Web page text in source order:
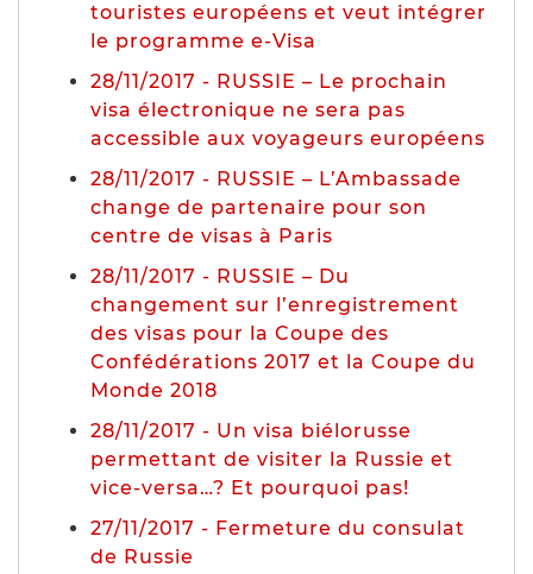
touristes européens et veut intégrer
le programme e-Visa
28/11/2017 - RUSSIE – Le prochain
visa électronique ne sera pas
accessible aux voyageurs européens
28/11/2017 - RUSSIE – L’Ambassade
change de partenaire pour son
centre de visas à Paris
28/11/2017 - RUSSIE – Du
changement sur l’enregistrement
des visas pour la Coupe des
Confédérations 2017 et la Coupe du
Monde 2018
28/11/2017 - Un visa biélorusse
permettant de visiter la Russie et
vice-versa…? Et pourquoi pas!
27/11/2017 - Fermeture du consulat
de Russie